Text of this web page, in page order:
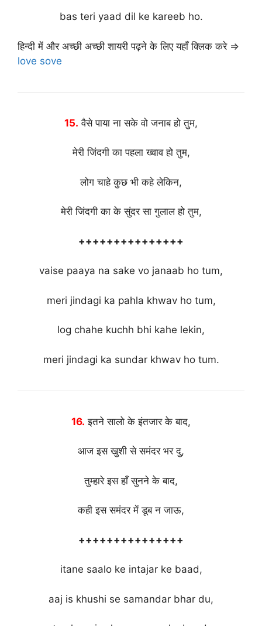
bas teri yaad dil ke kareeb ho.
हिन्दी में और अच्छी अच्छी शायरी पढ़ने के लिए यहाँ क्लिक करे ⇒
love sove
15. वैसे पाया ना सके वो जनाब हो तुम,
मेरी जिंदगी का पहला ख्वाव हो तुम,
लोग चाहे कुछ भी कहे लेकिन,
मेरी जिंदगी का के सुंदर सा गुलाल हो तुम,
+++++++++++++++
vaise paaya na sake vo janaab ho tum,
meri jindagi ka pahla khwav ho tum,
log chahe kuchh bhi kahe lekin,
meri jindagi ka sundar khwav ho tum.
16. इतने सालो के इंतजार के बाद,
आज इस खुशी से समंदर भर दु,
तुम्हारे इस हाँ सुनने के बाद,
कही इस समंदर में डूब न जाऊ,
+++++++++++++++
itane saalo ke intajar ke baad,
aaj is khushi se samandar bhar du,